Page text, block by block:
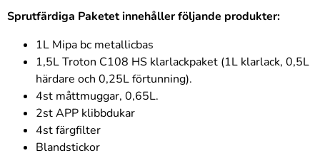
Sprutfärdiga Paketet innehåller följande produkter:
1L Mipa bc metallicbas
1,5L Troton C108 HS klarlackpaket (1L klarlack, 0,5L
härdare och 0,25L förtunning).
4st måttmuggar, 0,65L.
2st APP klibbdukar
4st färgfilter
Blandstickor